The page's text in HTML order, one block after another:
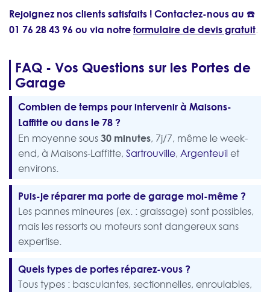
Rejoignez nos clients satisfaits ! Contactez-nous au ☎️
01 76 28 43 96 ou via notreformulaire de devis gratuit.
FAQ - Vos Questions sur les Portes de
Garage
Combien de temps pour intervenir à Maisons-
Laffitte ou dans le 78 ?
En moyenne sous30 minutes, 7j/7, même le week-
end, à Maisons-Laffitte, Sartrouville, Argenteuil et
environs.
Puis-je réparer ma porte de garage moi-même ?
Les pannes mineures (ex. : graissage) sont possibles,
mais les ressorts ou moteurs sont dangereux sans
expertise.
Quels types de portes réparez-vous ?
Tous types : basculantes, sectionnelles, enroulables,